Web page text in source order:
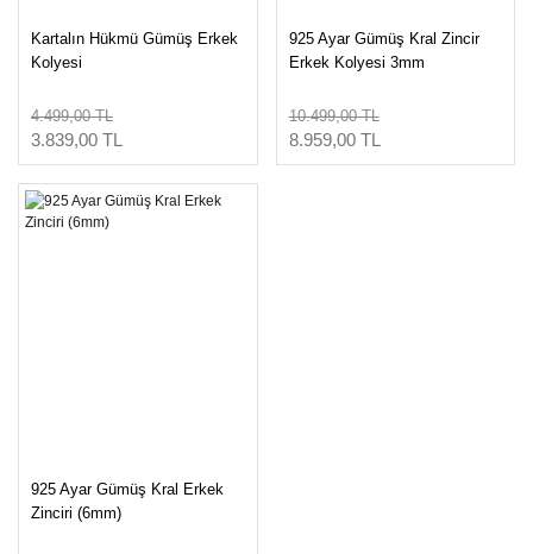
Kartalın Hükmü Gümüş Erkek
Kolyesi
4.499,00 TL
3.839,00 TL
925 Ayar Gümüş Kral Zincir
Erkek Kolyesi 3mm
10.499,00 TL
8.959,00 TL
925 Ayar Gümüş Kral Erkek
Zinciri (6mm)